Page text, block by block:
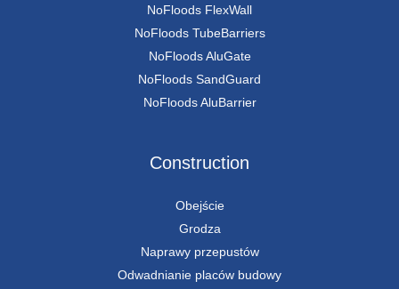
NoFloods FlexWall
NoFloods TubeBarriers
NoFloods AluGate
NoFloods SandGuard
NoFloods AluBarrier
Construction
Obejście
Grodza
Naprawy przepustów
Odwadnianie placów budowy